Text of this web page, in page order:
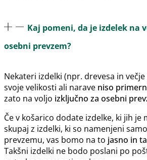
Kaj pomeni, da je izdelek na
osebni prevzem?
Nekateri izdelki (npr. drevesa in
svoje velikosti ali narave niso
zato na voljo izključno za osebni
Če v košarico dodate izdelke, ki jih je
skupaj z izdelki, ki so namenjeni
prevzemu, vas bomo na to jasno in
Takšni izdelki ne bodo poslani po